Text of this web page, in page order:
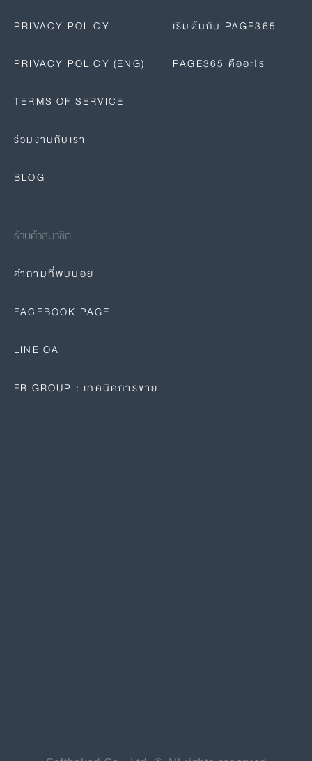
PRIVACY POLICY
PRIVACY POLICY (ENG)
TERMS OF SERVICE
ร่วมงานกับเรา
BLOG
เริ่มต้นกับ PAGE365
PAGE365 คืออะไร
ร้านค้าสมาชิก
คำถามที่พบบ่อย
FACEBOOK PAGE
LINE OA
FB GROUP : เทคนิคการขาย